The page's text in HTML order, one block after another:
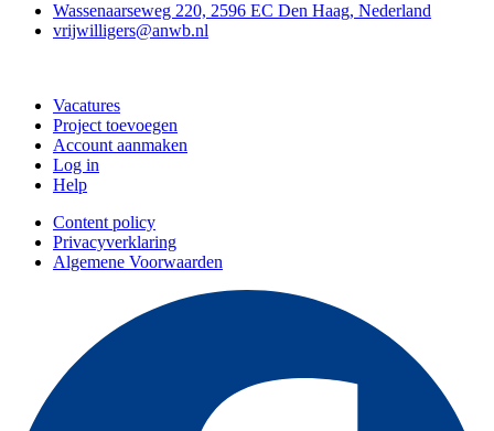
Wassenaarseweg 220, 2596 EC Den Haag, Nederland
vrijwilligers@anwb.nl
Vacatures
Project toevoegen
Account aanmaken
Log in
Help
Content policy
Privacyverklaring
Algemene Voorwaarden